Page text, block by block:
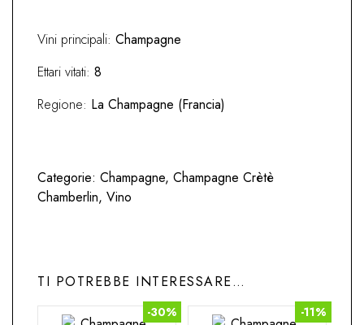
Vini principali: Champagne
Ettari vitati: 8
Regione: La Champagne (Francia)
Categorie: Champagne, Champagne Crètè
Chamberlin, Vino
TI POTREBBE INTERESSARE…
-30% -11%